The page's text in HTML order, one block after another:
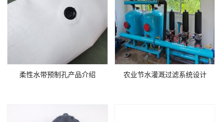
柔性水带预制孔产品介绍 农业节水灌溉过滤系统设计